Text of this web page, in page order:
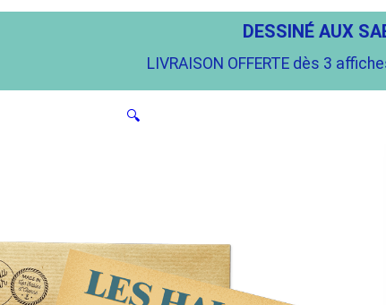
DESSINÉ AUX
LIVRAISON OFFERTE dès 3
🔍